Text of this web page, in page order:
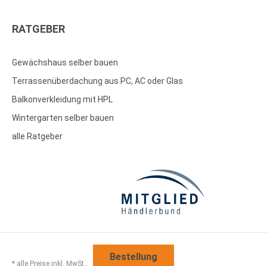
RATGEBER
Gewächshaus selber bauen
Terrassenüberdachung aus PC, AC oder Glas
Balkonverkleidung mit HPL
Wintergarten selber bauen
alle Ratgeber
* alle Preise inkl. MwSt.,
Bestellung